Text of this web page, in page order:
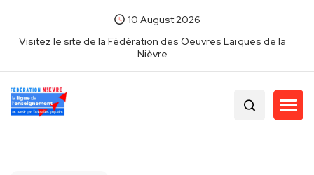
10 August 2026
Visitez le site de la Fédération des Oeuvres Laïques de la
Nièvre